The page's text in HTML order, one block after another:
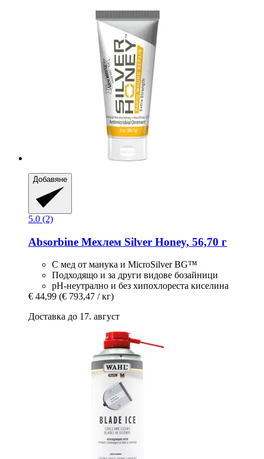
Добавяне
5.0 (2)
Absorbine Мехлем Silver Honey, 56,70 г
С мед от манука и MicroSilver BG™
Подходящо и за други видове бозайници
pH-неутрално и без хипохлореста киселина
€ 44,99 (€ 793,47 / кг)
Доставка до 17. август